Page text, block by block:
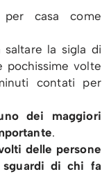
per casa come
saltare la sigla di
pochissime volte
contati per
dei maggiori
.
delle persone
di chi fa